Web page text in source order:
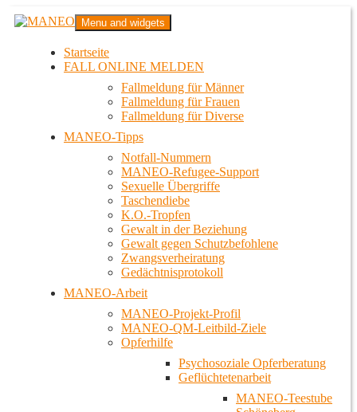
Zum
InhaltMANEO
Das schwule Anti-Gewalt-Projekt in Berlin
Menu and widgets
Startseite
FALL ONLINE MELDEN
Fallmeldung für Männer
Fallmeldung für Frauen
Fallmeldung für Diverse
MANEO-Tipps
Notfall-Nummern
MANEO-Refugee-Support
Sexuelle Übergriffe
Taschendiebe
K.O.-Tropfen
Gewalt in der Beziehung
Gewalt gegen Schutzbefohlene
Zwangsverheiratung
Gedächtnisprotokoll
MANEO-Arbeit
MANEO-Projekt-Profil
MANEO-QM-Leitbild-Ziele
Opferhilfe
Psychosoziale Opferberatung
Geflüchtetenarbeit
MANEO-Teestube